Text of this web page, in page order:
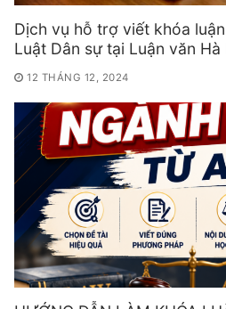
Dịch vụ hỗ trợ viết khóa
Luật Dân sự tại Luận văn Hà
12 THÁNG 12, 2024